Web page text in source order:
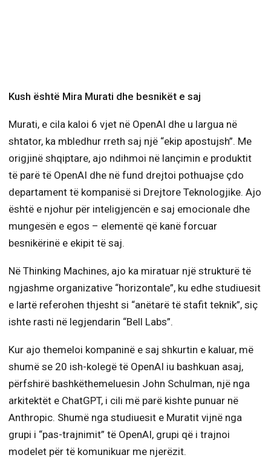
Kush është Mira Murati dhe besnikët e saj
Murati, e cila kaloi 6 vjet në OpenAI dhe u largua në
shtator, ka mbledhur rreth saj një “ekip apostujsh”. Me
origjinë shqiptare, ajo ndihmoi në lançimin e produktit
të parë të OpenAI dhe në fund drejtoi pothuajse çdo
departament të kompanisë si Drejtore Teknologjike. Ajo
është e njohur për inteligjencën e saj emocionale dhe
mungesën e egos – elementë që kanë forcuar
besnikërinë e ekipit të saj.
Në Thinking Machines, ajo ka miratuar një strukturë të
ngjashme organizative “horizontale”, ku edhe studiuesit
e lartë referohen thjesht si “anëtarë të stafit teknik”, siç
ishte rasti në legjendarin “Bell Labs”.
Kur ajo themeloi kompaninë e saj shkurtin e kaluar, më
shumë se 20 ish-kolegë të OpenAI iu bashkuan asaj,
përfshirë bashkëthemeluesin John Schulman, një nga
arkitektët e ChatGPT, i cili më parë kishte punuar në
Anthropic. Shumë nga studiuesit e Muratit vijnë nga
grupi i “pas-trajnimit” të OpenAI, grupi që i trajnoi
modelet për të komunikuar me njerëzit.